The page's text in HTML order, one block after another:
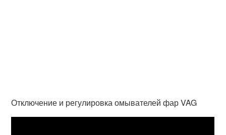
Отключение и регулировка омывателей фар VAG